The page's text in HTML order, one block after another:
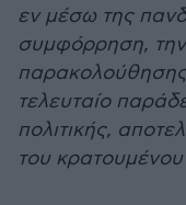
εν μέσω της
συμφόρρηση, την
τελευταίο
πολιτικής,
του